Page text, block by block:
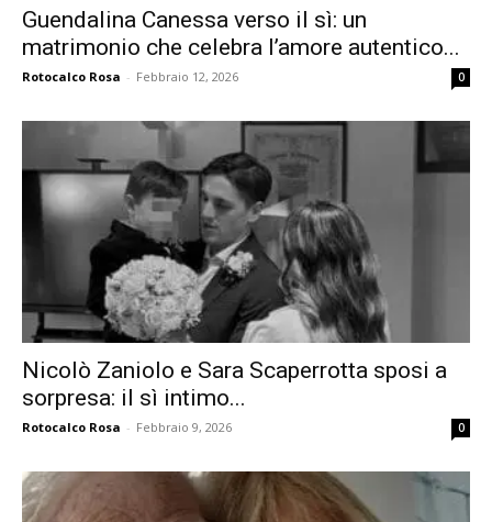
Guendalina Canessa verso il sì: un
matrimonio che celebra l’amore autentico...
Rotocalco Rosa - Febbraio 12, 2026 0
Nicolò Zaniolo e Sara Scaperrotta sposi a
sorpresa: il sì intimo...
Rotocalco Rosa - Febbraio 9, 2026 0